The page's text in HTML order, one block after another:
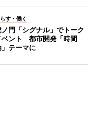
す・働く
ノ門「シグナル」でトーク
ベント 都市開発「時間
」テーマに